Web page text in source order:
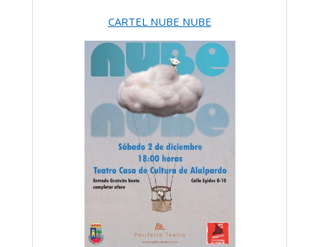
CARTEL NUBE NUBE